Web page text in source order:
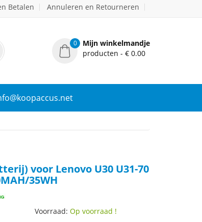
Betalen Annuleren en Retourneren
0
Mijn winkelmandje
producten - € 0.00
voor Lenovo U30 U31-70
35WH
Voorraad:Op voorraad !